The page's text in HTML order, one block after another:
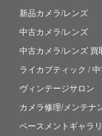
新品カメラ/レンズ
中古カメラ/レンズ
中古カメラ/レンズ 買
ライカブティック /
ヴィンテージサロン
カメラ修理/メンテナ
ベースメントギャラ